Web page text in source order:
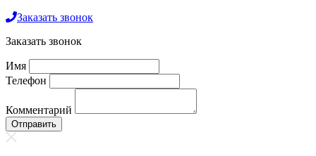
Заказать звонок
Заказать звонок
Имя
Телефон
Комментарий
Отправить